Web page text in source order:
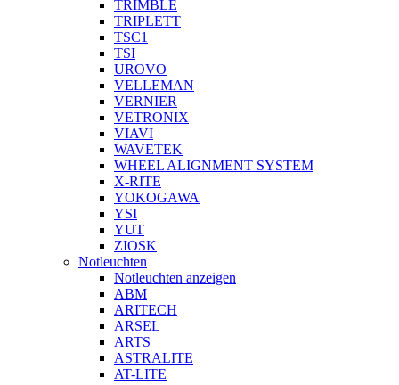
TRIMBLE
TRIPLETT
TSC1
TSI
UROVO
VELLEMAN
VERNIER
VETRONIX
VIAVI
WAVETEK
WHEEL ALIGNMENT SYSTEM
X-RITE
YOKOGAWA
YSI
YUT
ZIOSK
Notleuchten
Notleuchten anzeigen
ABM
ARITECH
ARSEL
ARTS
ASTRALITE
AT-LITE